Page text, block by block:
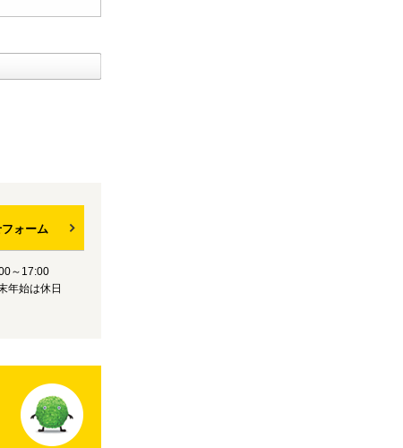
ォーム
～17:00
年始は休日